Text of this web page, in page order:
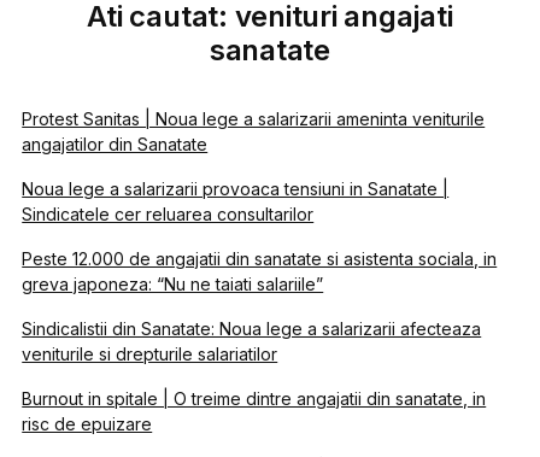
Ati cautat: venituri angajati
sanatate
Protest Sanitas | Noua lege a salarizarii ameninta veniturile
angajatilor din Sanatate
Noua lege a salarizarii provoaca tensiuni in Sanatate |
Sindicatele cer reluarea consultarilor
Peste 12.000 de angajatii din sanatate si asistenta sociala, in
greva japoneza: “Nu ne taiati salariile”
Sindicalistii din Sanatate: Noua lege a salarizarii afecteaza
veniturile si drepturile salariatilor
Burnout in spitale | O treime dintre angajatii din sanatate, in
risc de epuizare